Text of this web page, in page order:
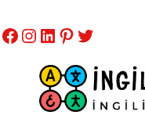
atla
Facebook
Instagram
LinkedIn
Pinterest
Twitter